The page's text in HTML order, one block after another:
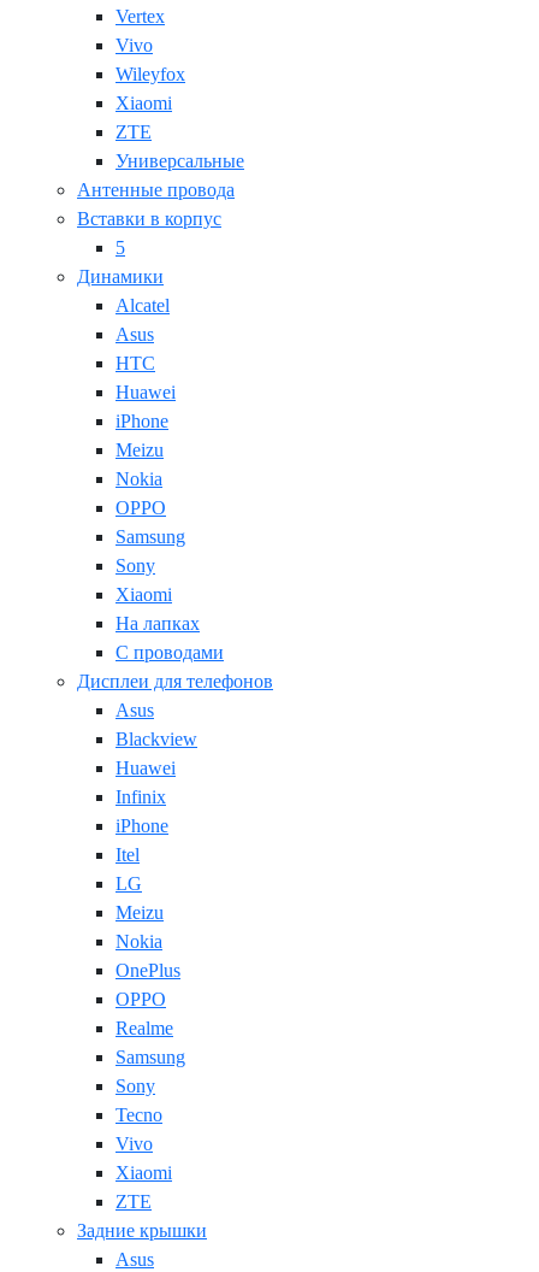
Vertex
Vivo
Wileyfox
Xiaomi
ZTE
Универсальные
Антенные провода
Вставки в корпус
5
Динамики
Alcatel
Asus
HTC
Huawei
iPhone
Meizu
Nokia
OPPO
Samsung
Sony
Xiaomi
На лапках
С проводами
Дисплеи для телефонов
Asus
Blackview
Huawei
Infinix
iPhone
Itel
LG
Meizu
Nokia
OnePlus
OPPO
Realme
Samsung
Sony
Tecno
Vivo
Xiaomi
ZTE
Задние крышки
Asus